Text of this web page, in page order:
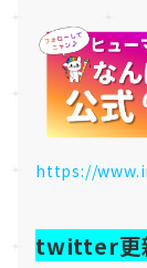
https://
twitter更